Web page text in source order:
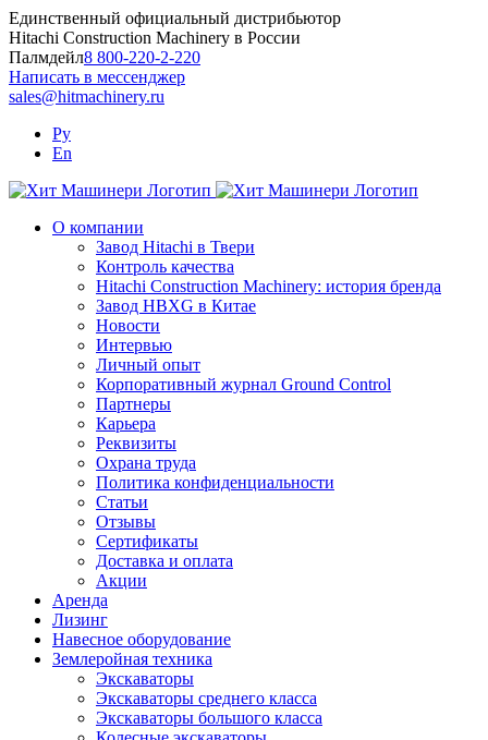
Skip
to
content
Единственный официальный дистрибьютор
Hitachi Construction Machinery в России
Палмдейл8 800-220-2-220
Написать в мессенджер
sales@hitmachinery.ru
Ру
En
О компании
Завод Hitachi в Твери
Контроль качества
Hitachi Construction Machinery: история бренда
Завод HBXG в Китае
Новости
Интервью
Личный опыт
Корпоративный журнал Ground Control
Партнеры
Карьера
Реквизиты
Охрана труда
Политика конфиденциальности
Статьи
Отзывы
Сертификаты
Доставка и оплата
Акции
Аренда
Лизинг
Навесное оборудование
Землеройная техника
Экскаваторы
Экскаваторы среднего класса
Экскаваторы большого класса